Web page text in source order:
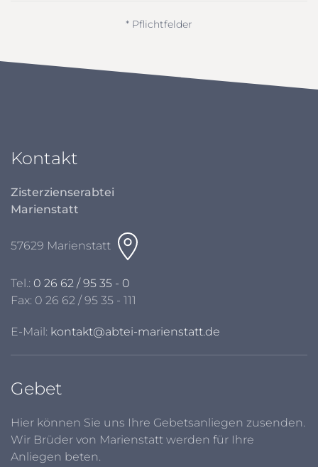
* Pflichtfelder
Kontakt
Zisterzienserabtei
Marienstatt
57629 Marienstatt
Tel.: 0 26 62 / 95 35 - 0
Fax: 0 26 62 / 95 35 - 111
E-Mail: kontakt@abtei-marienstatt.de
Gebet
Hier können Sie uns Ihre Gebetsanliegen zusenden.
Wir Brüder von Marienstatt werden für Ihre
Anliegen beten.